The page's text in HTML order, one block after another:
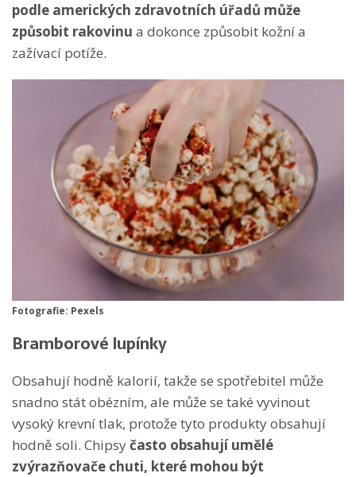
podle amerických zdravotních úřadů může
způsobit rakovinu a dokonce způsobit kožní a
zažívací potíže.
Fotografie: Pexels
Bramborové lupínky
Obsahují hodně kalorií, takže se spotřebitel může
snadno stát obézním, ale může se také vyvinout
vysoký krevní tlak, protože tyto produkty obsahují
hodně soli. Chipsyčasto obsahují umělé
zvýrazňovače chuti, které mohou být